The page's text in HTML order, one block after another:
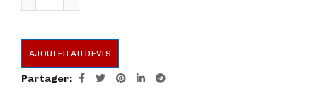
AJOUTER AU DEVIS
Partager